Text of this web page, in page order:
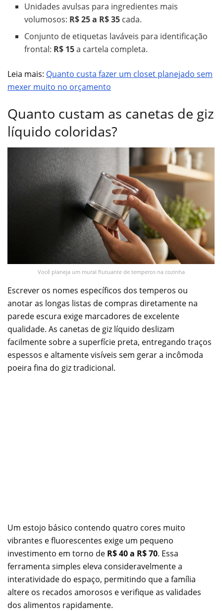
Unidades avulsas para ingredientes mais
volumosos: R$ 25 a R$ 35 cada.
Conjunto de etiquetas laváveis para identificação
frontal: R$ 15a cartela completa.
Leia mais: Quanto custa fazer um closet planejado sem
mexer muito no orçamento
Quanto custam as canetas de giz
líquido coloridas?
Você planeja um mural flutuante de temperos na cozinha
Escrever os nomes específicos dos temperos ou
anotar as longas listas de compras diretamente na
parede escura exige marcadores de excelente
qualidade. As canetas de giz líquido deslizam
facilmente sobre a superfície preta, entregando traços
espessos e altamente visíveis sem gerar a incômoda
poeira fina do giz tradicional.
Um estojo básico contendo quatro cores muito
vibrantes e fluorescentes exige um pequeno
investimento em torno de R$ 40 a R$ 70. Essa
ferramenta simples eleva consideravelmente a
interatividade do espaço, permitindo que a família
altere os recados amorosos e verifique as validades
dos alimentos rapidamente.